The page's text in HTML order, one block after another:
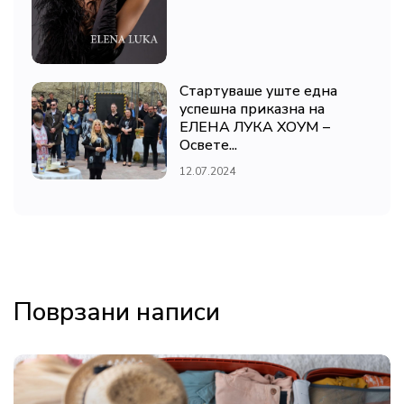
Стартуваше уште една
успешна приказна на
ЕЛЕНА ЛУКА ХОУМ –
Освете...
12.07.2024
Поврзани написи